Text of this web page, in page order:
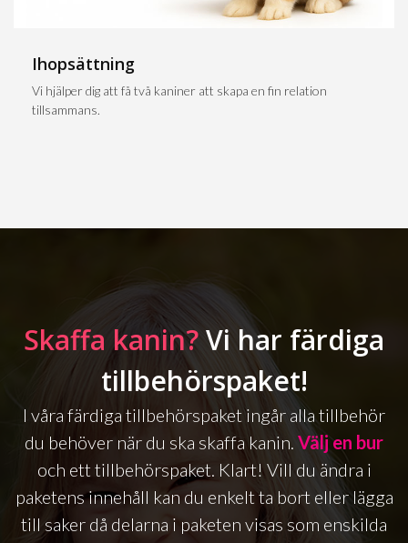
Ihopsättning
Vi hjälper dig att få två kaniner att skapa en fin relation
tillsammans.
Skaffa kanin?Vi har färdiga
tillbehörspaket!
I våra färdiga tillbehörspaket ingår alla tillbehör
du behöver när du ska skaffa kanin. Välj en bur
och ett tillbehörspaket. Klart! Vill du ändra i
paketens innehåll kan du enkelt ta bort eller lägga
till saker då delarna i paketen visas som enskilda